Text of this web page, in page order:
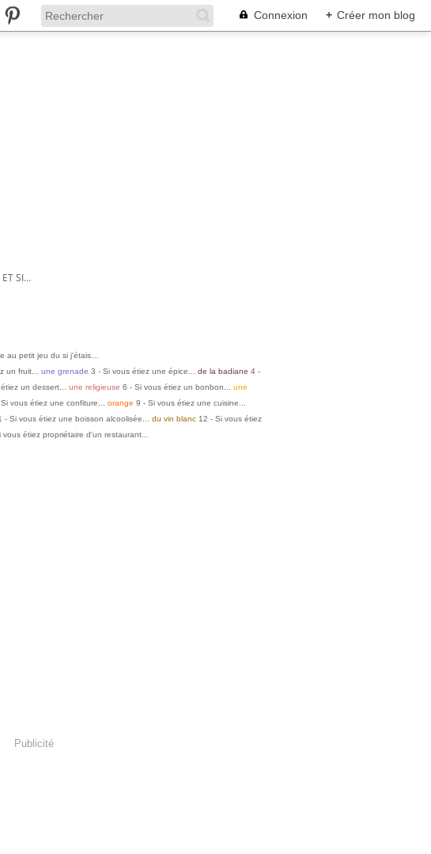
Connexion + Créer mon blog
ET SI…
au petit jeu du si j'étais…
un fruit... une grenade 3 - Si vous étiez une épice... de la badiane 4 -
un dessert... une religieuse 6 - Si vous étiez un bonbon... une
vous étiez une confiture... orange 9 - Si vous étiez une cuisine...
- Si vous étiez une boisson alcoolisée... du vin blanc 12 - Si vous étiez
vous étiez propriétaire d'un restaurant...
Publicité